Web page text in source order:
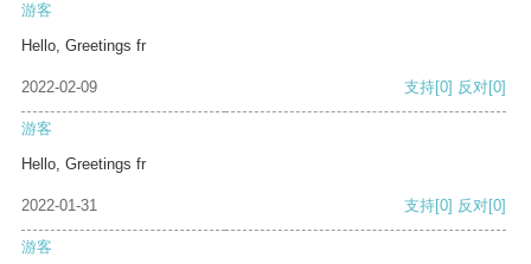
游客
Hello, Greetings fr
2022-02-09 支持[0] 反对[0]
游客
Hello, Greetings fr
2022-01-31 支持[0] 反对[0]
游客